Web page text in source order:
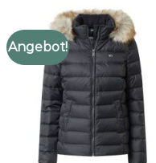
Angebot!